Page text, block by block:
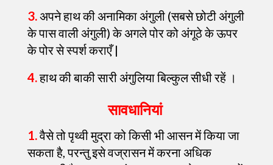
3.अपने हाथ की अनामिका अंगुली (सबसे छोटी अंगुली
के पास वाली अंगुली) के अगले पोर को अंगूठे के ऊपर
के पोर से स्पर्श कराएँ |
4.हाथ की बाकी सारी अंगुलिया बिल्कुल सीधी रहें ।
सावधानियां
1.वैसे तो पृथ्वी मुद्रा को किसी भी आसन में किया जा
सकता है, परन्तु इसे वज्रासन में करना अधिक